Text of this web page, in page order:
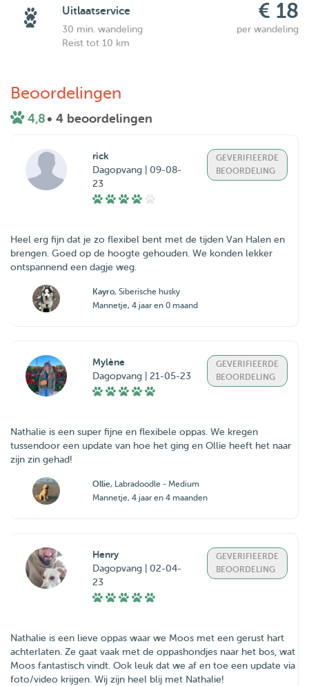
Uitlaatservice € 18
30 min. wandeling
per wandeling
Reist tot 10 km
Beoordelingen
4,8 • 4 beoordelingen
rick
Dagopvang | 09-08-
23
GEVERIFIEERDE
BEOORDELING
Heel erg fijn dat je zo flexibel bent met de tijden Van Halen en
brengen. Goed op de hoogte gehouden. We konden lekker
ontspannend een dagje weg.
Kayro, Siberische husky
Mannetje, 4 jaar en 0 maand
Mylène
Dagopvang | 21-05-23
GEVERIFIEERDE
BEOORDELING
Nathalie is een super fijne en flexibele oppas. We kregen
tussendoor een update van hoe het ging en Ollie heeft het naar
zijn zin gehad!
Ollie, Labradoodle - Medium
Mannetje, 4 jaar en 4 maanden
Henry
Dagopvang | 02-04-
23
GEVERIFIEERDE
BEOORDELING
Nathalie is een lieve oppas waar we Moos met een gerust hart
achterlaten. Ze gaat vaak met de oppashondjes naar het bos, wat
Moos fantastisch vindt. Ook leuk dat we af en toe een update via
foto/video krijgen. Wij zijn heel blij met Nathalie!